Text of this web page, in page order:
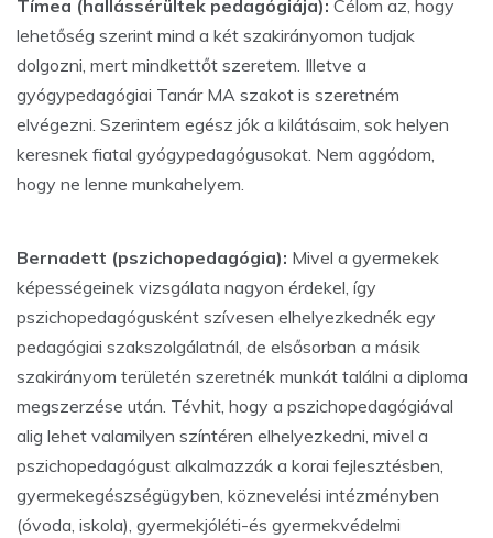
Tímea (hallássérültek pedagógiája): Célom az, hogy
lehetőség szerint mind a két szakirányomon tudjak
dolgozni, mert mindkettőt szeretem. Illetve a
gyógypedagógiai Tanár MA szakot is szeretném
elvégezni. Szerintem egész jók a kilátásaim, sok helyen
keresnek fiatal gyógypedagógusokat. Nem aggódom,
hogy ne lenne munkahelyem.
Bernadett (pszichopedagógia): Mivel a gyermekek
képességeinek vizsgálata nagyon érdekel, így
pszichopedagógusként szívesen elhelyezkednék egy
pedagógiai szakszolgálatnál, de elsősorban a másik
szakirányom területén szeretnék munkát találni a diploma
megszerzése után. Tévhit, hogy a pszichopedagógiával
alig lehet valamilyen színtéren elhelyezkedni, mivel a
pszichopedagógust alkalmazzák a korai fejlesztésben,
gyermekegészségügyben, köznevelési intézményben
(óvoda, iskola), gyermekjóléti-és gyermekvédelmi